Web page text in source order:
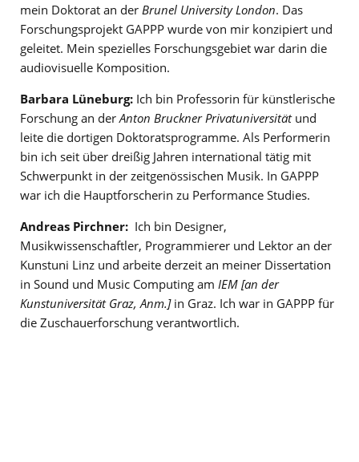
mein Doktorat an der Brunel University London. Das
Forschungsprojekt GAPPP wurde von mir konzipiert und
geleitet. Mein spezielles Forschungsgebiet war darin die
audiovisuelle Komposition.
Barbara Lüneburg: Ich bin Professorin für künstlerische
Forschung an derAnton Bruckner Privatuniversitätund
leite die dortigen Doktoratsprogramme. Als Performerin
bin ich seit über dreißig Jahren international tätig mit
Schwerpunkt in der zeitgenössischen Musik. In GAPPP
war ich die Hauptforscherin zu Performance Studies.
Andreas Pirchner: Ich bin Designer,
Musikwissenschaftler, Programmierer und Lektor an der
Kunstuni Linz und arbeite derzeit an meiner Dissertation
in Sound und Music Computing am IEM [an der
Kunstuniversität Graz, Anm.]in Graz. Ich war in GAPPP für
die Zuschauerforschung verantwortlich.